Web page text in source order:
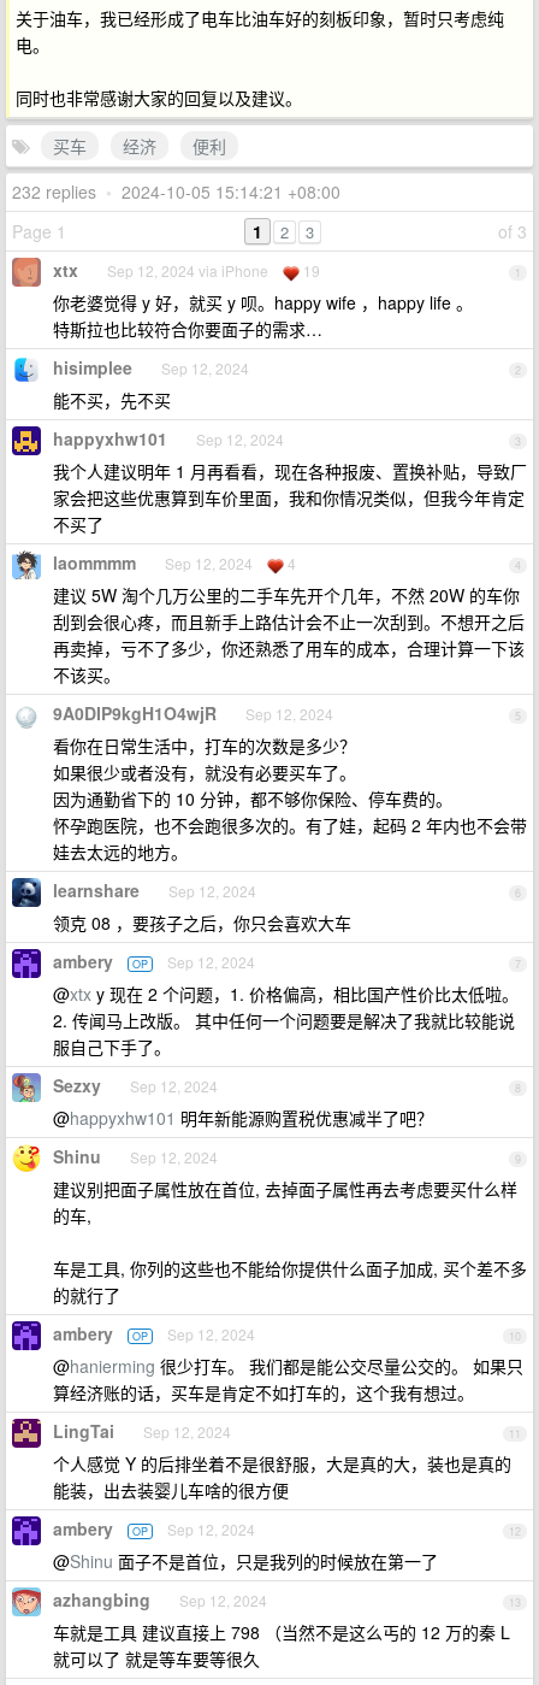
关于油车，我已经形成了电车比油车好的刻板印象，暂时只考虑纯
电。
同时也非常感谢大家的回复以及建议。
买车
经济
便利
232 replies • 2024-10-05 15:14:21 +08:00
Page 1
of 3
1 2 3
1
xtx Sep 12, 2024 via iPhone 19
你老婆觉得 y 好，就买 y 呗。happy wife ，happy life 。
特斯拉也比较符合你要面子的需求…
2
hisimplee Sep 12, 2024
能不买，先不买
3
happyxhw101 Sep 12, 2024
我个人建议明年 1 月再看看，现在各种报废、置换补贴，导致厂
家会把这些优惠算到车价里面，我和你情况类似，但我今年肯定
不买了
4
laommmm Sep 12, 2024 4
建议 5W 淘个几万公里的二手车先开个几年，不然 20W 的车你
刮到会很心疼，而且新手上路估计会不止一次刮到。不想开之后
再卖掉，亏不了多少，你还熟悉了用车的成本，合理计算一下该
不该买。
5
9A0DIP9kgH1O4wjR Sep 12, 2024
看你在日常生活中，打车的次数是多少？
如果很少或者没有，就没有必要买车了。
因为通勤省下的 10 分钟，都不够你保险、停车费的。
怀孕跑医院，也不会跑很多次的。有了娃，起码 2 年内也不会带
娃去太远的地方。
6
learnshare Sep 12, 2024
领克 08 ，要孩子之后，你只会喜欢大车
7
ambery OP Sep 12, 2024
@xtx y 现在 2 个问题，1. 价格偏高，相比国产性价比太低啦。
2. 传闻马上改版。 其中任何一个问题要是解决了我就比较能说
服自己下手了。
8
Sezxy Sep 12, 2024
@happyxhw101 明年新能源购置税优惠减半了吧？
9
Shinu Sep 12, 2024
建议别把面子属性放在首位, 去掉面子属性再去考虑要买什么样
的车,
车是工具, 你列的这些也不能给你提供什么面子加成, 买个差不多
的就行了
10
ambery OP Sep 12, 2024
@hanierming 很少打车。 我们都是能公交尽量公交的。 如果只
算经济账的话，买车是肯定不如打车的，这个我有想过。
11
LingTai Sep 12, 2024
个人感觉 Y 的后排坐着不是很舒服，大是真的大，装也是真的
能装，出去装婴儿车啥的很方便
12
ambery OP Sep 12, 2024
@Shinu 面子不是首位，只是我列的时候放在第一了
13
azhangbing Sep 12, 2024
车就是工具 建议直接上 798 （当然不是这么丐的 12 万的秦 L
就可以了 就是等车要等很久